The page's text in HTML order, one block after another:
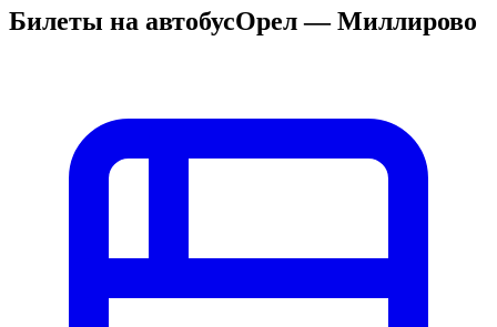
Билеты на автобусОрел — Миллирово